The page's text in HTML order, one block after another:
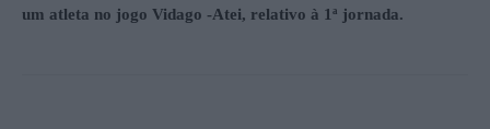
um atleta no jogo Vidago -Atei, relativo à 1ª jornada.